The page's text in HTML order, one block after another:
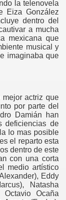
la telenovela
Eiza González
dentro del
a mucha
mexicana que
musical y
imaginaba que
actriz que
por parte del
Damián han
deficiencias de
lo mas posible
el reparto esta
dentro de este
con una corta
medio artístico
Eddy
Natasha
Ocaña